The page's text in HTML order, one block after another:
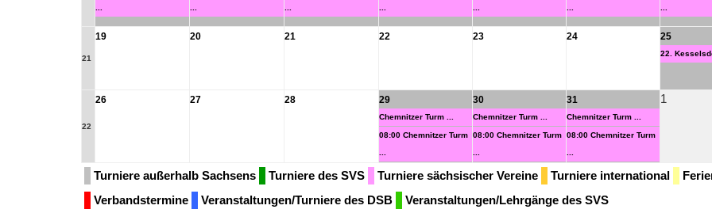
21
19 20 21 22 23 24 25
22.
22
26 27 28 29
Chemnitzer Turm ...
08:00 Chemnitzer Turm
30
Chemnitzer Turm ...
08:00 Chemnitzer Turm
31
Chemnitzer Turm ...
08:00 Chemnitzer Turm
1
Turniere außerhalb Sachsens Turniere des SVS Turniere sächsischer Vereine Turniere international
Verbandstermine
Veranstaltungen/Turniere des DSB Veranstaltungen/Lehrgänge des SVS